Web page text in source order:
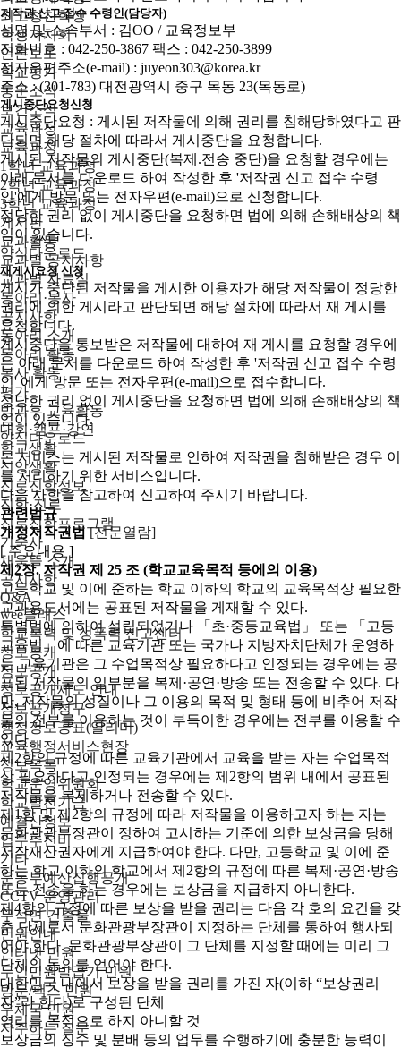
최고칭찬학생
학생자치회
언론보도
학교평가
동문소식
보건소식
교육과정
교육과정
1학년 교육과정
2학년 교육과정
3학년 교육과정
게시판
교과활동
교과별 공지사항
교과별 자료실
동아리·봉사
공지사항
동아리 소개
동아리 활동
봉사 활동
평가
방과후 교육활동
대회·캠프·강연
학교생활
신앙생활
진로진학정보
진학·진로
진로진학프로그램
기숙사
채움뜰 소개
공지사항
Q&A
wee클래스
학교폭력 및 성폭력 신고센터
정보공개
정보공개
정보공개제도 안내
정보공개청구
행정정보공표(알리미)
교육행정서비스현장
정보목록
학교운영위원회
학교발전기금
예결산정보
업무추진비
기타
운동부예산집행공개
CCTV 운영관리
무석면 건출물
민원안내
인터넷 민원
무인민원발급기 민원
방문/팩스 민원
우체국 민원
자주하는 질문
저작권 신고 접수 수령인(담당자)
성명 및 소속부서 : 김OO / 교육정보부
전화번호 : 042-250-3867 팩스 : 042-250-3899
전자우편주소(e-mail) : juyeon303@korea.kr
주소 : (301-783) 대전광역시 중구 목동 23(목동로)
게시중단요청신청
게시중단요청 : 게시된 저작물에 의해 권리를 침해당하였다고 판
단되면 해당 절차에 따라서 게시중단을 요청합니다.
게시된 저작물의 게시중단(복제.전송 중단)을 요청할 경우에는
아래 문서를 다운로드 하여 작성한 후 '저작권 신고 접수 수령
인'에게 방문 또는 전자우편(e-mail)으로 신청합니다.
정당한 권리 없이 게시중단을 요청하면 법에 의해 손해배상의 책
임이 있습니다.
양식다운로드
재게시요청 신청
게시가 중단된 저작물을 게시한 이용자가 해당 저작물이 정당한
권리에 의한 게시라고 판단되면 해당 절차에 따라서 재 게시를
요청합니다.
게시중단을 통보받은 저작물에 대하여 재 게시를 요청할 경우에
는 아래 문서를 다운로드 하여 작성한 후 '저작권 신고 접수 수령
인' 에게 방문 또는 전자우편(e-mail)으로 접수합니다.
정당한 권리 없이 게시중단을 요청하면 법에 의해 손해배상의 책
임이 있습니다.
양식다운로드
본 서비스는 게시된 저작물로 인하여 저작권을 침해받은 경우 이
를 처리하기 위한 서비스입니다.
다음 사항을 참고하여 신고하여 주시기 바랍니다.
관련법규
개정저작권법 [전문열람]
[ 주요내용 ]
제2장. 저작권 제 25 조 (학교교육목적 등에의 이용)
고등학교 및 이에 준하는 학교 이하의 학교의 교육목적상 필요한
교과용도서에는 공표된 저작물을 게재할 수 있다.
특별법에 의하여 설립되었거나 「초·중등교육법」 또는 「고등
교육법」에 따른 교육기관 또는 국가나 지방자치단체가 운영하
는 교육기관은 그 수업목적상 필요하다고 인정되는 경우에는 공
표된 저작물의 일부분을 복제·공연·방송 또는 전송할 수 있다. 다
만, 저작물의 성질이나 그 이용의 목적 및 형태 등에 비추어 저작
물의 전부를 이용하는 것이 부득이한 경우에는 전부를 이용할 수
있다.
제2항의 규정에 따른 교육기관에서 교육을 받는 자는 수업목적
상 필요하다고 인정되는 경우에는 제2항의 범위 내에서 공표된
저작물을 복제하거나 전송할 수 있다.
제1항 및 제2항의 규정에 따라 저작물을 이용하고자 하는 자는
문화관광부장관이 정하여 고시하는 기준에 의한 보상금을 당해
저작재산권자에게 지급하여야 한다. 다만, 고등학교 및 이에 준
하는 학교 이하의 학교에서 제2항의 규정에 따른 복제·공연·방송
또는 전송을 하는 경우에는 보상금을 지급하지 아니한다.
제4항의 규정에 따른 보상을 받을 권리는 다음 각 호의 요건을 갖
춘 단체로서 문화관광부장관이 지정하는 단체를 통하여 행사되
어야 한다. 문화관광부장관이 그 단체를 지정할 때에는 미리 그
단체의 동의를 얻어야 한다.
대한민국 내에서 보상을 받을 권리를 가진 자(이하 “보상권리
자”라 한다)로 구성된 단체
영리를 목적으로 하지 아니할 것
보상금의 징수 및 분배 등의 업무를 수행하기에 충분한 능력이